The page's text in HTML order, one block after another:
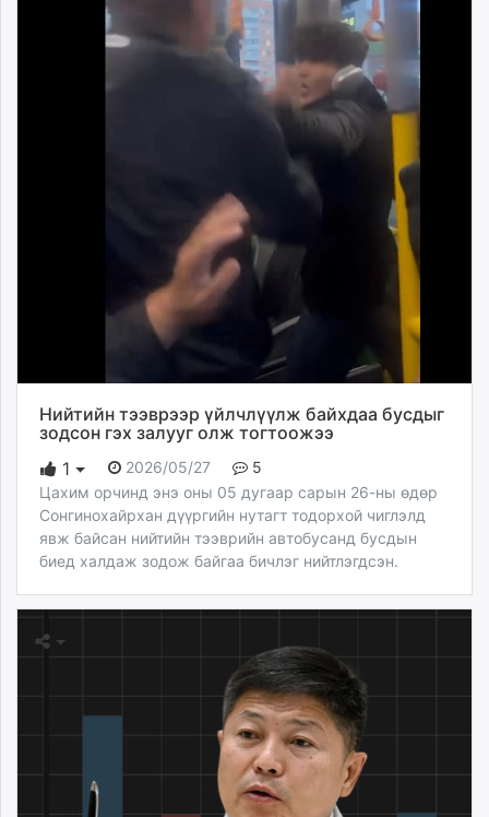
Нийтийн тээврээр үйлчлүүлж байхдаа бусдыг
зодсон гэх залууг олж тогтоожээ
1
2026/05/27
5
Цахим орчинд энэ оны 05 дугаар сарын 26-ны өдөр
Сонгинохайрхан дүүргийн нутагт тодорхой чиглэлд
явж байсан нийтийн тээврийн автобусанд бусдын
биед халдаж зодож байгаа бичлэг нийтлэгдсэн.